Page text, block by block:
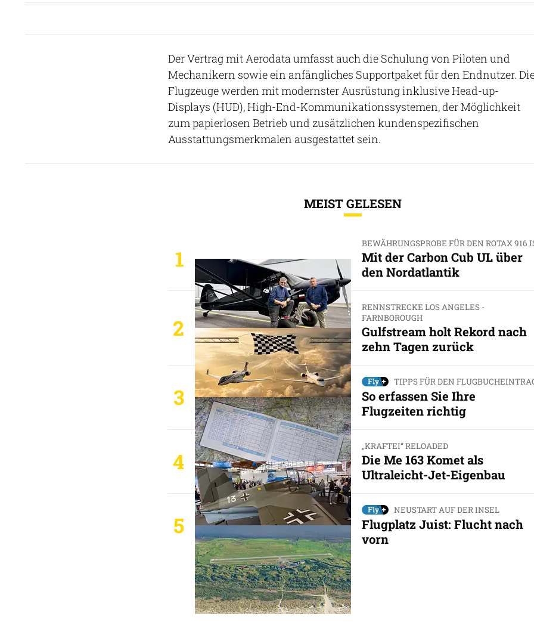
Der Vertrag mit Aerodata umfasst auch die Schulung von Piloten und
Mechanikern sowie ein anfängliches Supportpaket für den Endnutzer.
Flugzeuge werden mit modernster Ausrüstung inklusive Head-up-
Displays (HUD), High-End-Kommunikationssystemen, der Möglichkeit
zum papierlosen Betrieb und zusätzlichen kundenspezifischen
Ausstattungsmerkmalen ausgestattet sein.
MEIST GELESEN
1
BEWÄHRUNGSPROBE FÜR DEN ROTAX 916
Mit der Carbon Cub UL über
den Nordatlantik
2
RENNSTRECKE LOS ANGELES -
FARNBOROUGH
Gulfstream holt Rekord nach
zehn Tagen zurück
3
TIPPS FÜR DEN
So erfassen Sie Ihre
Flugzeiten richtig
4
„KRAFTEI“ RELOADED
Die Me 163 Komet als
Ultraleicht-Jet-Eigenbau
5
NEUSTART AUF DER INSEL
Flugplatz Juist: Flucht nach
vorn